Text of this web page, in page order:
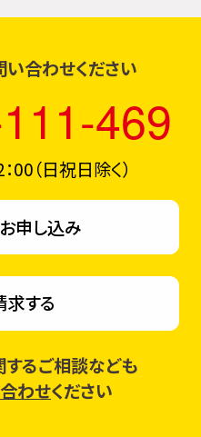
合わせください
469
00（日祝日除く）
申し込み
する
するご相談なども
わせください